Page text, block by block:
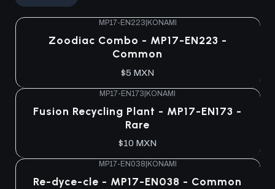
MP17-EN223 KONAMI
Zoodiac Combo - MP17-EN223 -
Common
$5 MXN
MP17-EN173|KONAMI
Fusion Recycling Plant - MP17-EN173 -
Rare
$10 MXN
MP17-EN038 KONAMI
Re-dyce-cle - MP17-EN038 - Common